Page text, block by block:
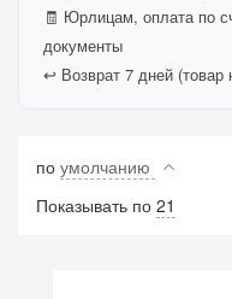
🧾 Юрлицам, оплата по
документы
↩️ Возврат 7 дней (товар
по умолчанию
Показывать по 21